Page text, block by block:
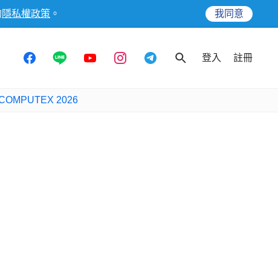
隱私權政策 。 我同意
登入 註冊
2026